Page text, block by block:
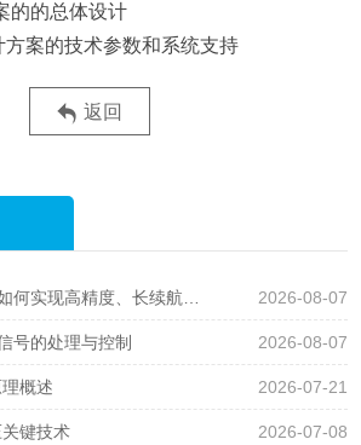
的的总体设计
方案的技术参数和系统支持
返回
2026-08-07
2026-08-07
号的处理与控制
2026-07-21
概述
2026-07-08
键技术